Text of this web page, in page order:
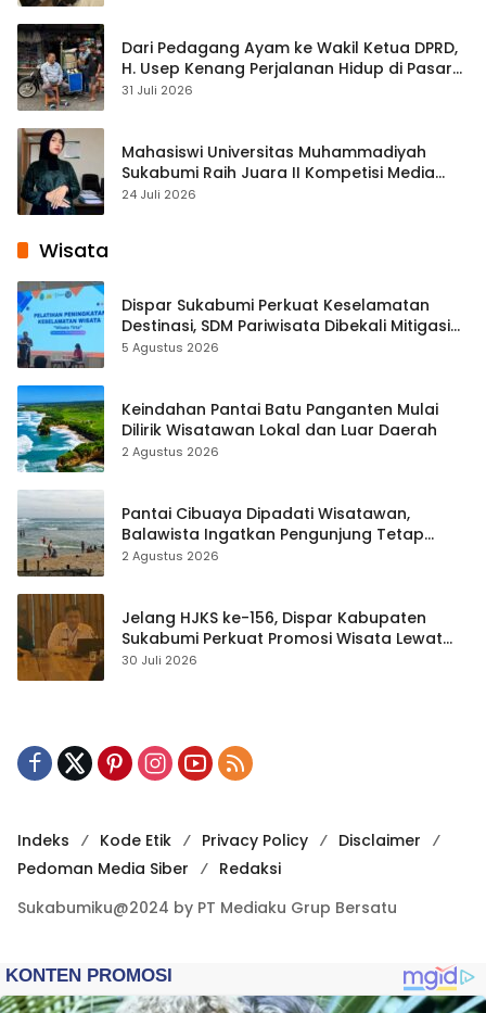
Dari Pedagang Ayam ke Wakil Ketua DPRD,
H. Usep Kenang Perjalanan Hidup di Pasar
Cisaat
31 Juli 2026
Mahasiswi Universitas Muhammadiyah
Sukabumi Raih Juara II Kompetisi Media
Pembelajaran Digital Tingkat Internasional
24 Juli 2026
Wisata
Dispar Sukabumi Perkuat Keselamatan
Destinasi, SDM Pariwisata Dibekali Mitigasi
hingga Teknik Evakuasi
5 Agustus 2026
Keindahan Pantai Batu Panganten Mulai
Dilirik Wisatawan Lokal dan Luar Daerah
2 Agustus 2026
Pantai Cibuaya Dipadati Wisatawan,
Balawista Ingatkan Pengunjung Tetap
Waspada
2 Agustus 2026
Jelang HJKS ke-156, Dispar Kabupaten
Sukabumi Perkuat Promosi Wisata Lewat
Publikasi Digital
30 Juli 2026
Indeks Kode Etik Privacy Policy
Disclaimer
Pedoman Media Siber
Redaksi
Sukabumiku@2024 by PT Mediaku Grup Bersatu